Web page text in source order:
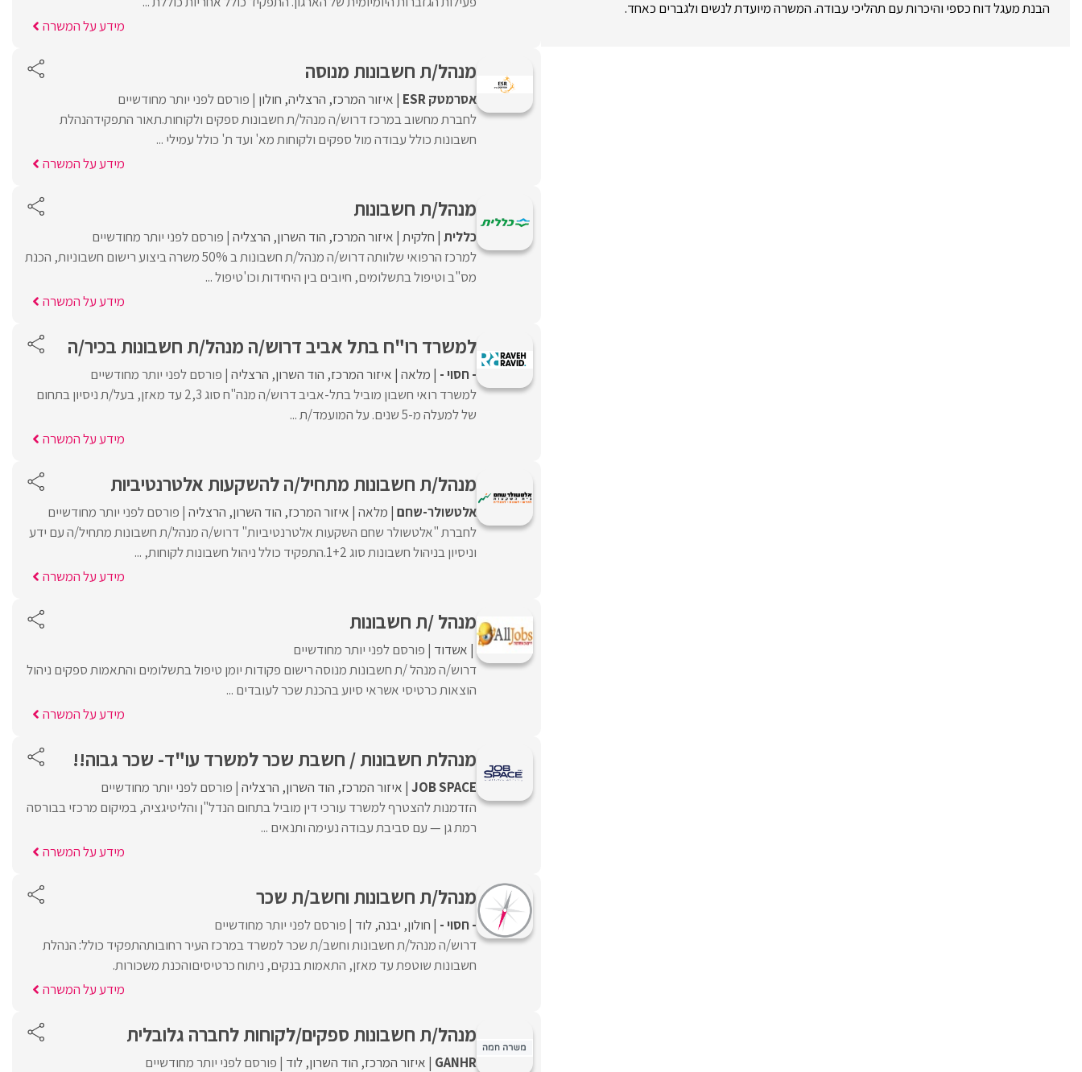
הבנת מעגל דוח כספי והיכרות עם תהליכי עבודה. המשרה מיועדת לנשים ולגברים כאחד.
מידע על המשרה
מנהל/ת חשבונות מנוסה
אסרמטק ESR איזור המרכז הרצליה חולון פורסם לפני יותר מחודשיים
לחברת מחשוב במרכז דרוש/ה מנהל/ת חשבונות ספקים ולקוחות.תאור התפקידהנהלת
חשבונות כולל עבודה מול ספקים ולקוחות מא' ועד ת' כולל עמילי ...
מידע על המשרה
מנהל/ת חשבונות
כללית חלקית איזור המרכז הוד השרון הרצליה פורסם לפני יותר מחודשיים
למרכז הרפואי שלוותה דרוש/ה מנהל/ת חשבונות ב 50% משרה ביצוע רישום חשבוניות, הכנת
מס"ב וטיפול בתשלומים, חיובים בין היחידות וכו'טיפול ...
מידע על המשרה
למשרד רו"ח בתל אביב דרוש/ה מנהל/ת חשבונות בכיר/ה
- חסוי - מלאה איזור המרכז הוד השרון הרצליה פורסם לפני יותר מחודשיים
למשרד רואי חשבון מוביל בתל-אביב דרוש/ה מנה"ח סוג 2,3 עד מאזן, בעל/ת ניסיון בתחום
של למעלה מ-5 שנים. על המועמד/ת ...
מידע על המשרה
מנהל/ת חשבונות מתחיל/ה להשקעות אלטרנטיביות
אלטשולר-שחם מלאה איזור המרכז הוד השרון הרצליה פורסם לפני יותר מחודשיים
לחברת "אלטשולר שחם השקעות אלטרנטיביות" דרוש/ה מנהל/ת חשבונות מתחיל/ה עם ידע
וניסיון בניהול חשבונות סוג 1+2.התפקיד כולל ניהול חשבונות לקוחות, ...
מידע על המשרה
מנהל /ת חשבונות
אשדוד פורסם לפני יותר מחודשיים
דרוש/ה מנהל /ת חשבונות מנוסה רישום פקודות יומן טיפול בתשלומים והתאמות ספקים ניהול
הוצאות כרטיסי אשראי סיוע בהכנת שכר לעובדים ...
מידע על המשרה
מנהלת חשבונות / חשבת שכר למשרד עו"ד- שכר גבוה!!
JOB SPACE איזור המרכז הוד השרון הרצליה פורסם לפני יותר מחודשיים
הזדמנות להצטרף למשרד עורכי דין מוביל בתחום הנדל"ן והליטיגציה, במיקום מרכזי בבורסה
רמת גן — עם סביבת עבודה נעימה ותנאים ...
מידע על המשרה
מנהל/ת חשבונות וחשב/ת שכר
- חסוי - חולון יבנה לוד פורסם לפני יותר מחודשיים
דרוש/ה מנהל/ת חשבונות וחשב/ת שכר למשרד במרכז העיר רחובותהתפקיד כולל: הנהלת
חשבונות שוטפת עד מאזן, התאמות בנקים, ניתוח כרטיסיםוהכנת משכורות.
מידע על המשרה
מנהל/ת חשבונות ספקים/לקוחות לחברה גלובלית
GANHR איזור המרכז הוד השרון לוד פורסם לפני יותר מחודשיים